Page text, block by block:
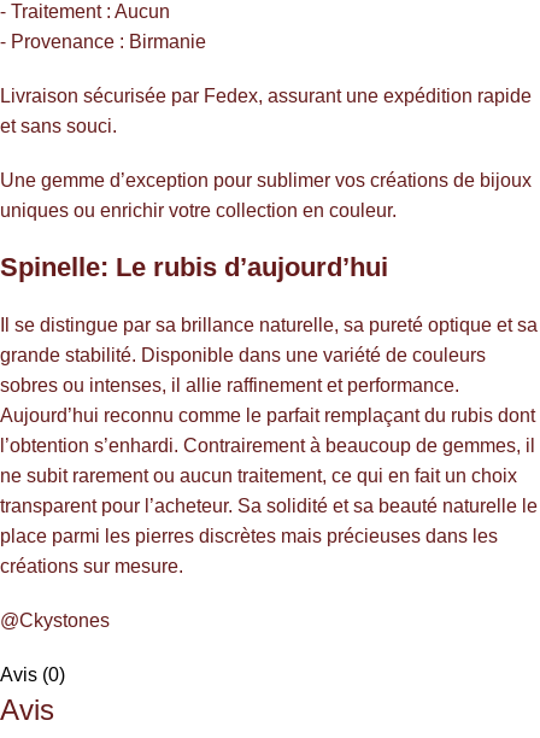
⁃ Traitement : Aucun
⁃ Provenance : Birmanie
Livraison sécurisée par Fedex, assurant une expédition rapide
et sans souci.
Une gemme d’exception pour sublimer vos créations de bijoux
uniques ou enrichir votre collection en couleur.
Spinelle: Le rubis d’aujourd’hui
Il se distingue par sa brillance naturelle, sa pureté optique et sa
grande stabilité. Disponible dans une variété de couleurs
sobres ou intenses, il allie raffinement et performance.
Aujourd’hui reconnu comme le parfait remplaçant du rubis dont
l’obtention s’enhardi. Contrairement à beaucoup de gemmes, il
ne subit rarement ou aucun traitement, ce qui en fait un choix
transparent pour l’acheteur. Sa solidité et sa beauté naturelle le
place parmi les pierres discrètes mais précieuses dans les
créations sur mesure.
@Ckystones
Avis (0)
Avis